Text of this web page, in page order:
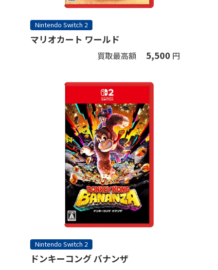
Nintendo Switch 2
マリオカート ワールド
買取最高額 5,500 円
Nintendo Switch 2
ドンキーコング バナンザ